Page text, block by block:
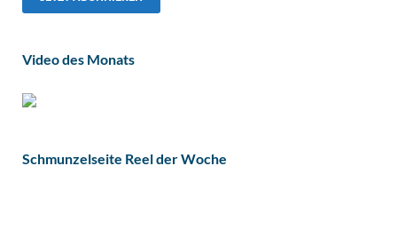
Video des Monats
Schmunzelseite Reel der Woche